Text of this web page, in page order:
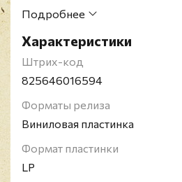
как атака на политику США
The Sisters Of Mercy -
сформированная в 1977 году
Гари Марксом в Лидсе.
смог добиться
сопутствовал ему до начала
времени The Sisters Of Mercy
прекратила студийную работу
Подробнее
Характеристики
Штрих-код
825646016594
Форматы релиза
Виниловая пластинка
Формат пластинки
LP